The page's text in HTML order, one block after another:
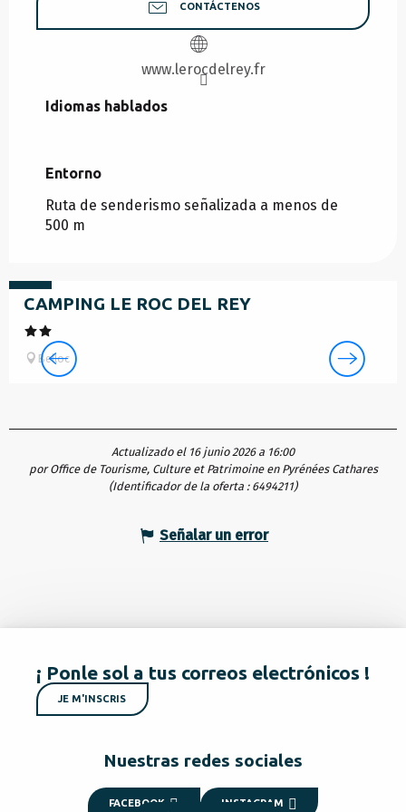
CONTÁCTENOS
www.lerocdelrey.fr
Idiomas hablados
Idiomas hablados
Entorno
Entorno
Ruta de senderismo señalizada a menos de
500 m
CAMPING LE ROC DEL REY
Belloc
Actualizado el 16 junio 2026 a 16:00
por Office de Tourisme, Culture et Patrimoine en Pyrénées Cathares
(Identificador de la oferta : 6494211)
Señalar un error
¡ Ponle sol a tus correos electrónicos !
JE M'INSCRIS
Nuestras redes sociales
FACEBOOK INSTAGRAM